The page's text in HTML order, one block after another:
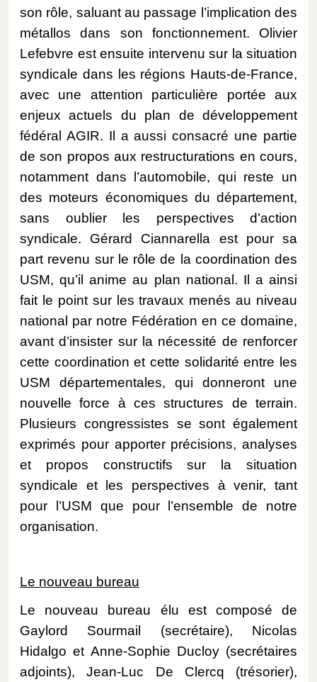
son rôle, saluant au passage l’implication des
métallos dans son fonctionnement. Olivier
Lefebvre est ensuite intervenu sur la situation
syndicale dans les régions Hauts-de-France,
avec une attention particulière portée aux
enjeux actuels du plan de développement
fédéral AGIR. Il a aussi consacré une partie
de son propos aux restructurations en cours,
notamment dans l’automobile, qui reste un
des moteurs économiques du département,
sans oublier les perspectives d’action
syndicale. Gérard Ciannarella est pour sa
part revenu sur le rôle de la coordination des
USM, qu’il anime au plan national. Il a ainsi
fait le point sur les travaux menés au niveau
national par notre Fédération en ce domaine,
avant d’insister sur la nécessité de renforcer
cette coordination et cette solidarité entre les
USM départementales, qui donneront une
nouvelle force à ces structures de terrain.
Plusieurs congressistes se sont également
exprimés pour apporter précisions, analyses
et propos constructifs sur la situation
syndicale et les perspectives à venir, tant
pour l’USM que pour l’ensemble de notre
organisation.
Le nouveau bureau
Le nouveau bureau élu est composé de
Gaylord Sourmail (secrétaire), Nicolas
Hidalgo et Anne-Sophie Ducloy (secrétaires
adjoints), Jean-Luc De Clercq (trésorier),